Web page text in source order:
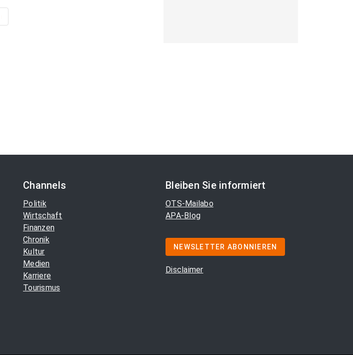
Channels
Politik
Wirtschaft
Finanzen
Chronik
Kultur
Medien
Karriere
Tourismus
Bleiben Sie informiert
OTS-Mailabo
APA-Blog
NEWSLETTER ABONNIEREN
Disclaimer